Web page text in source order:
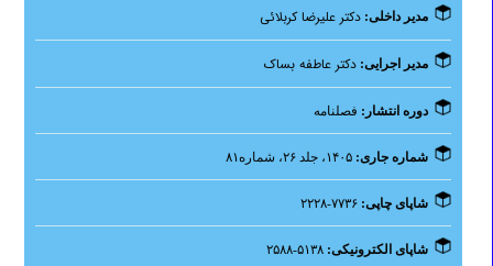
مدیر داخلی:دکتر علیرضا کربلائی
مدیر اجرایی:دکتر عاطفه بساک
دوره انتشار: فصلنامه
شماره جاری: ۱۴۰۵، جلد ۲۶، شماره۸۱
شاپای چاپی: ۷۷۳۶-۲۲۲۸
شاپای الکترونیکی: ۵۱۳۸-۲۵۸۸